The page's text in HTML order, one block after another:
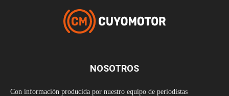
NOSOTROS
Con información producida por nuestro equipo de periodistas